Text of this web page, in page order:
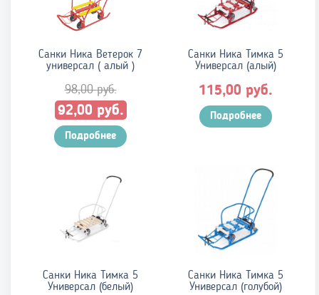
Санки Ника Ветерок 7
универсал ( алый )
98,00руб.
Первоначальная
цена
составляла
98,00 руб..
92,00 руб.
цена:
92,00 руб..
Подробнее
Санки Ника Тимка 5
Универсал (алый)
115,00 руб.
Подробнее
Санки Ника Тимка 5
Универсал (белый)
Санки Ника Тимка 5
Универсал (голубой)